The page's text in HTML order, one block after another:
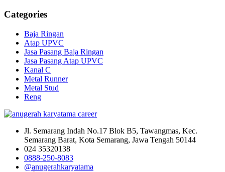
Categories
Baja Ringan
Atap UPVC
Jasa Pasang Baja Ringan
Jasa Pasang Atap UPVC
Kanal C
Metal Runner
Metal Stud
Reng
Jl. Semarang Indah No.17 Blok B5, Tawangmas, Kec.
Semarang Barat, Kota Semarang, Jawa Tengah 50144
024 35320138
0888-250-8083
@anugerahkaryatama